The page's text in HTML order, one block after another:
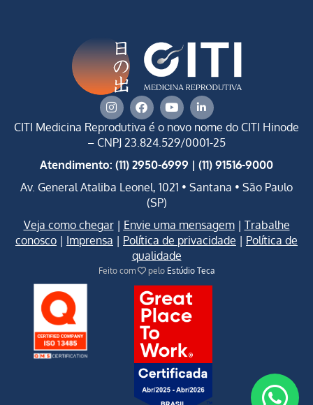
CITI Medicina Reprodutiva é o novo nome do CITI Hinode
– CNPJ 23.824.529/0001-25
Atendimento: (11) 2950-6999 | (11) 91516-9000
Av. General Ataliba Leonel, 1021 • Santana • São Paulo
(SP)
Veja como chegar| Envie uma mensagem| Trabalhe
conosco | Imprensa | Política de privacidade | Política de
qualidade
Feito com pelo Estúdio Teca